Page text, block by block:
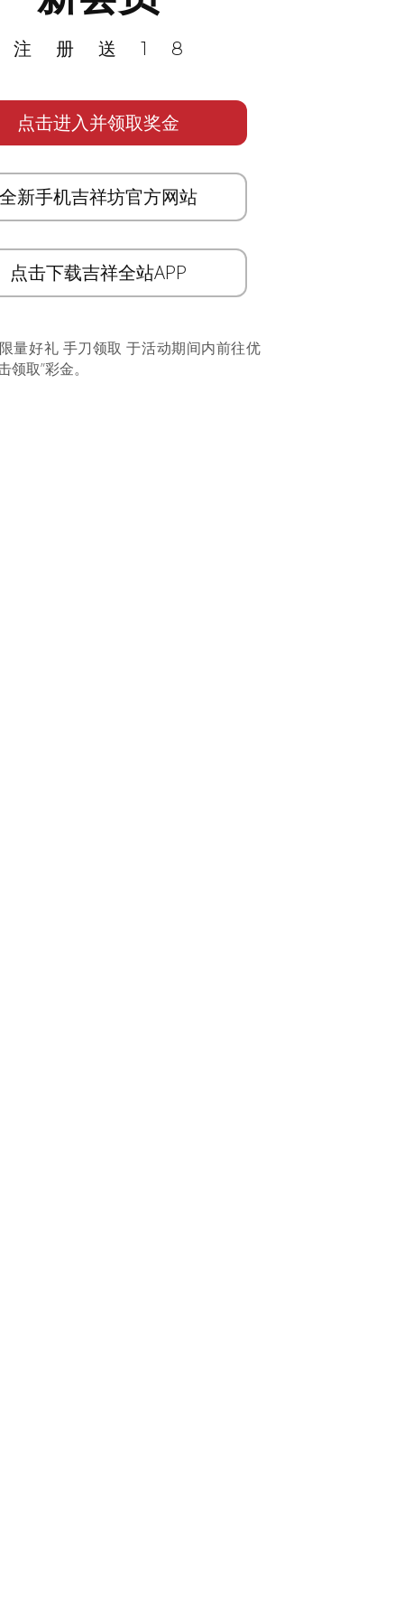
注册送18
点击进入并领取奖金
新手机吉祥坊官方网站
点击下载吉祥全站APP
量好礼 手刀领取 于活动期间内前往优
领取”彩金。